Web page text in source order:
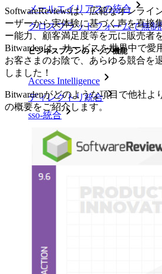
メールエイリアスの統合
クロスプラットフォームで無
ビジネスプランのトップ機能
Access Intelligence
ディレクトリ統合
sso-統合
Self-hosting Bitwarden
エンタープライズポリシー
アカウント回復
パスフレーズジェネレーター
SoftwareReviewsは、広範なオンライ
ーザーから実体験に基づく声を直接
ー能力、顧客満足度等を元に販売者
Bitwardenは、サービスを世界中で愛
お客さまのお陰で、あらゆる競合を
しました！
Bitwardenがどのような項目で他社よ
の概要をご紹介します。